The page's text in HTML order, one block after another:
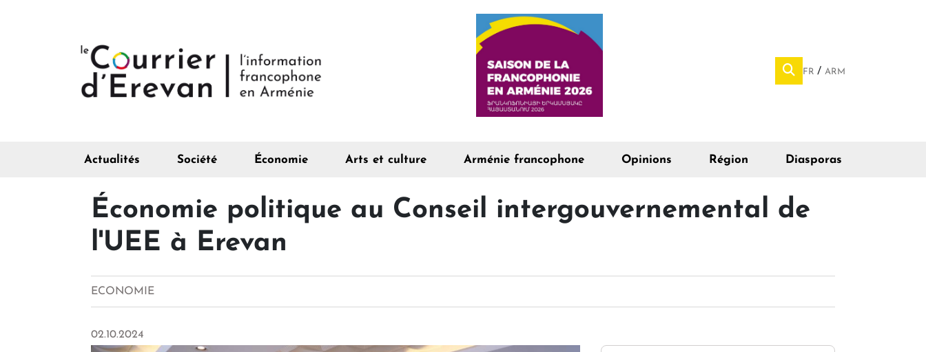
FR ARM
Actualités Société Économie Arts et culture Arménie francophone Opinions Région Diasporas
Économie politique au Conseil intergouvernemental de
l'UEE à Erevan
ECONOMIE
02.10.2024